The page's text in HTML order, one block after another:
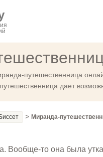
путешественница
дает
> Миранда-
Вообще-то она была